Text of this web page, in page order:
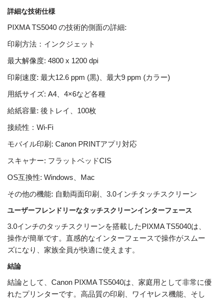
詳細な技術仕様
PIXMA TS5040 の技術的側面の詳細:
印刷方法：インクジェット
最大解像度: 4800 x 1200 dpi
印刷速度: 最大12.6 ppm (黒)、最大9 ppm (カラー)
用紙サイズ: A4、4×6など各種
給紙容量: 後トレイ、100枚
接続性：Wi-Fi
モバイル印刷: Canon PRINTアプリ対応
スキャナー: フラットベッドCIS
OS互換性: Windows、Mac
その他の機能: 自動両面印刷、3.0インチタッチスクリーン
ユーザーフレンドリーなタッチスクリーンインターフェース
3.0インチのタッチスクリーンを搭載したPIXMA TS5040は、
操作が簡単です。直感的なインターフェースで操作がスムー
ズになり、家族全員が快適に使えます。
結論
結論として、Canon PIXMA TS5040は、家庭用として非常に優
れたプリンターです。高品質の印刷、ワイヤレス機能、そし